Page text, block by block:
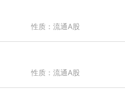
性质：流通A股
性质：流通A股